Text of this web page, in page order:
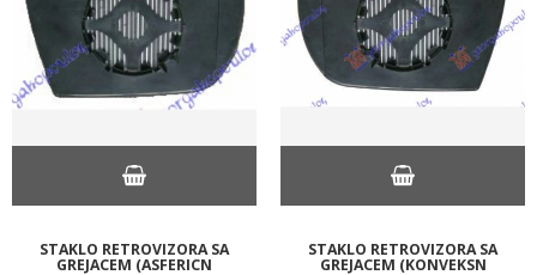
STAKLO RETROVIZORA SA
GREJACEM (ASFERICN
STAKLO RETROVIZORA SA
GREJACEM (KONVEKSN